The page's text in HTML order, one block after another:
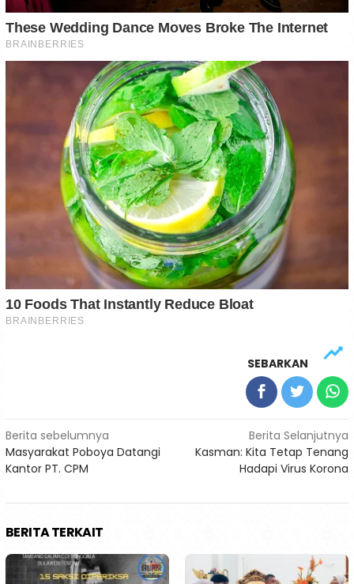
SEBARKAN
Navigasi
pos
Berita sebelumnya
Masyarakat Poboya Datangi
Kantor PT. CPM
Berita Selanjutnya
Kasman: Kita Tetap Tenang
Hadapi Virus Korona
BERITA TERKAIT